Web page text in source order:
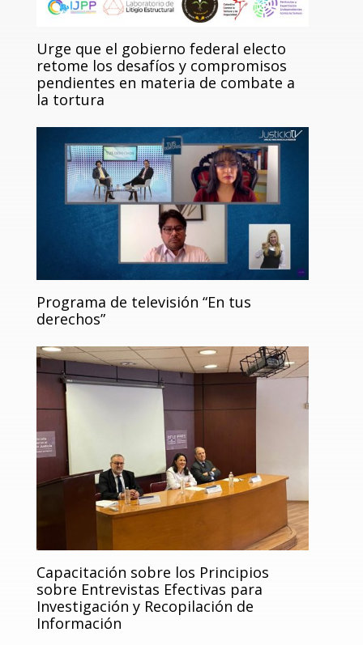
Urge que el gobierno federal electo
retome los desafíos y compromisos
pendientes en materia de combate a
la tortura
Programa de televisión “En tus
derechos”
Capacitación sobre los Principios
sobre Entrevistas Efectivas para
Investigación y Recopilación de
Información